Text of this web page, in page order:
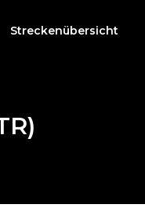
Streckenübersicht